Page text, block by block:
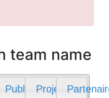
team name
Publications
Projets